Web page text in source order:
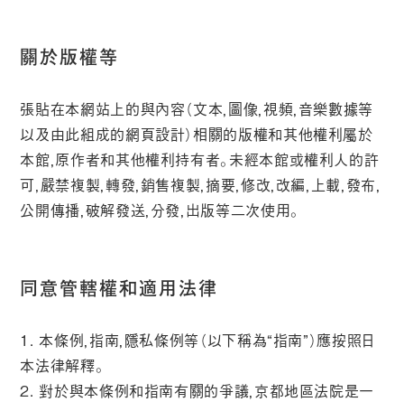
關於版權等
張貼在本網站上的與內容（文本，圖像，視頻，音樂數據等
以及由此組成的網頁設計）相關的版權和其他權利屬於
本館，原作者和其他權利持有者。未經本館或權利人的許
可，嚴禁複製，轉發，銷售複製，摘要，修改，改編，上載，發布，
公開傳播，破解發送，分發，出版等二次使用。
同意管轄權和適用法律
1. 本條例，指南，隱私條例等（以下稱為“指南”）應按照日
本法律解釋。
2. 對於與本條例和指南有關的爭議，京都地區法院是一